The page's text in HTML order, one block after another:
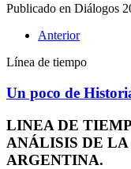
Publicado en Diálogos
Anterior
Línea de tiempo
Un poco de
LINEA DE
ANÁLISIS DE
ARGENTINA.